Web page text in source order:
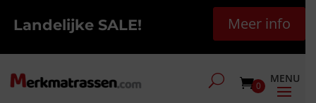
Landelijke SALE! Meer info
0